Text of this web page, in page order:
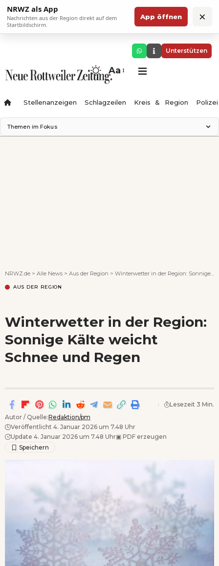
NRWZ als App
Nachrichten aus der Region direkt auf dem
Startbildschirm.
App öffnen ×
Unterstützen
Aa
Stellenanzeigen Schlagzeilen Kreis & Region Polizei
Themen im Fokus
NRWZ.de > Alle News > Aus der Region > Winterwetter in der Region: Sonnige Kälte weicht Schnee und Regen
AUS DER REGION
Winterwetter in der Region:
Sonnige Kälte weicht
Schnee und Regen
Autor / Quelle:Redaktion/pm
Veröffentlicht 4. Januar 2026 um 7.48 Uhr
Update 4. Januar 2026 um 7.48 Uhr▣ PDF erzeugen
Lesezeit 3 Min.